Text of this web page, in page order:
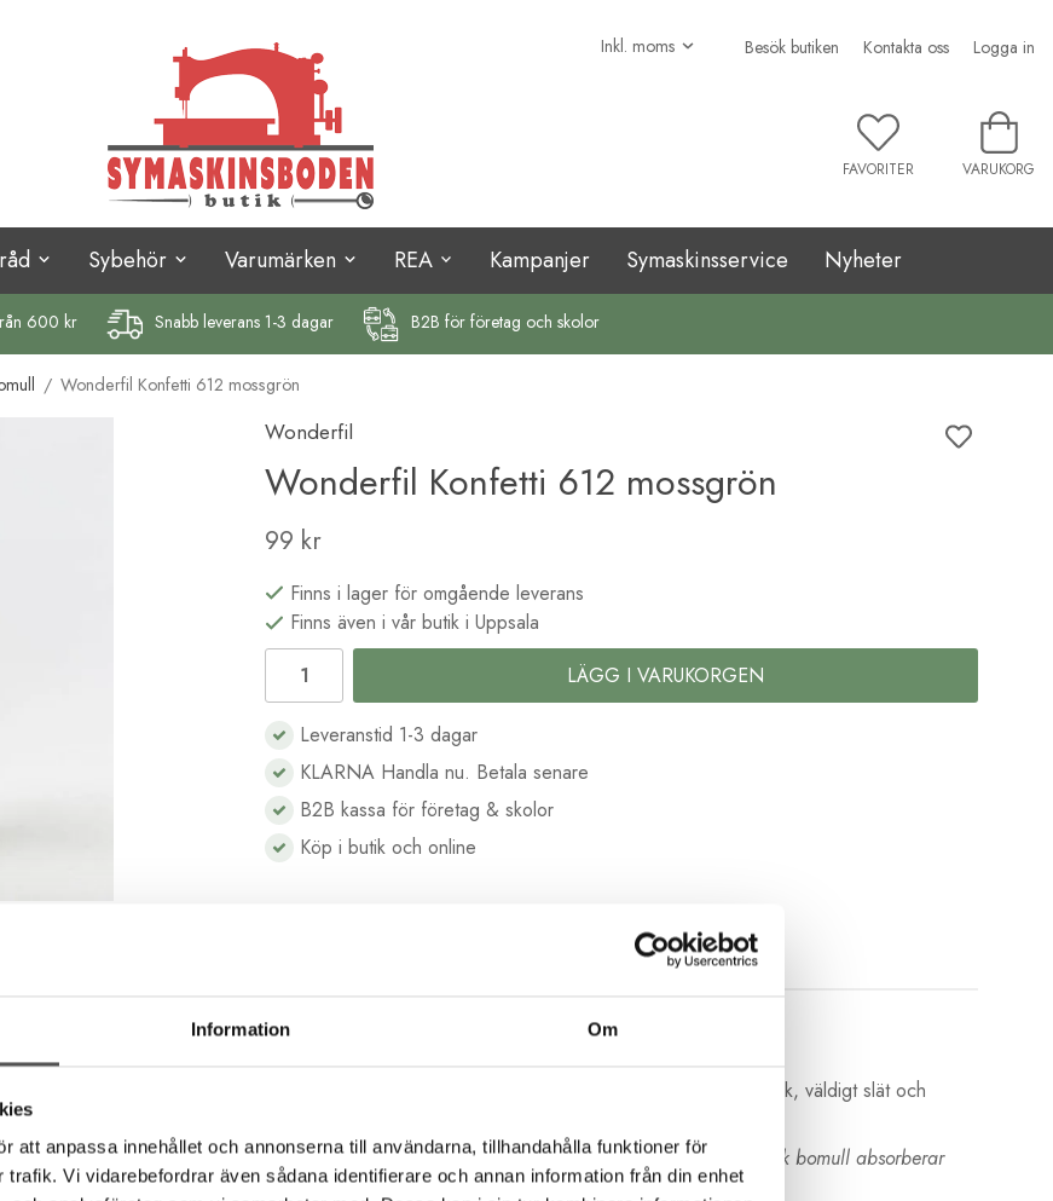
Information Om
att anpassa innehållet och annonserna till användarna, tillhandahålla funktioner för
Vi vidarebefordrar även sådana identifierare och annan information från din enhet
Besök butiken Kontakta oss Logga in
FAVORITER VARUKORG
Sybehör Varumärken REA Kampanjer Symaskinsservice Nyheter
600 kr Snabb leverans 1-3 dagar B2B för företag och skolor
/ Wonderfil Konfetti 612 mossgrön
Wonderfil
Wonderfil Konfetti 612 mossgrön
99 kr
Finns i lager för omgående leverans
Finns även i vår butik i Uppsala
LÄGG I VARUKORGEN
Leveranstid 1-3 dagar
KLARNA Handla nu. Betala senare
B2B kassa för företag & skolor
Köp i butik och online
från Egyptisk bomull med allra högsta kvalitet. Merciriserad och dubbelbränd vilket ger en stark, väldigt slät och
beläggningar så den är skonsam mot symaskinen.
gör det möjligt att tillverka en tunnare och finare tråd utan att ge avkall på styrkan. Egyptisk bomull absorberar
är mer bestående. Tråden är otroligt mjuk och följsam vilket ger fantastiskt vackra sömmar.